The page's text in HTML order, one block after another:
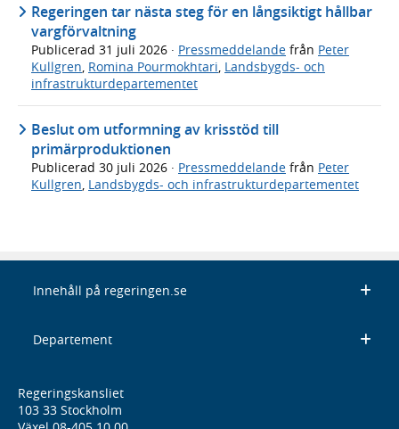
Regeringen tar nästa steg för en långsiktigt hållbar
vargförvaltning
Publicerad 31 juli 2026 · Pressmeddelande från Peter
Kullgren Romina Pourmokhtari Landsbygds- och
infrastrukturdepartementet
Beslut om utformning av krisstöd till
primärproduktionen
Publicerad 30 juli 2026 · Pressmeddelande från Peter
Kullgren, Landsbygds- och infrastrukturdepartementet
Innehåll på regeringen.se
Departement
Regeringskansliet
103 33 Stockholm